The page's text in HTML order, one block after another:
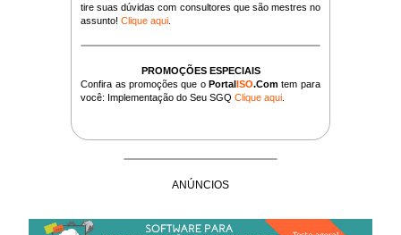
tire suas dúvidas com consultores que são mestres no
assunto!Clique aqui
PROMOÇÕES ESPECIAIS
Confira as promoções que oPortalISO.Com tem para
você: Implementação do Seu SGQClique aqui
ANÚNCIOS